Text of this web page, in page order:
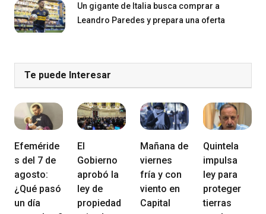
Un gigante de Italia busca comprar a
Leandro Paredes y prepara una oferta
Te puede Interesar
Efeméride
s del 7 de
agosto:
¿Qué pasó
un día
El
Gobierno
aprobó la
ley de
propiedad
Mañana de
viernes
fría y con
viento en
Capital
Quintela
impulsa
ley para
proteger
tierras